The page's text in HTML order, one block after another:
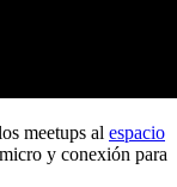
meetups al espacio
y conexión para